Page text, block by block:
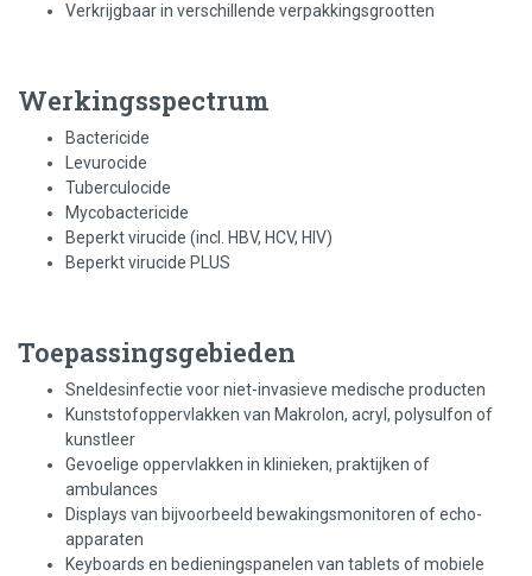
Verkrijgbaar in verschillende verpakkingsgrootten
Werkingsspectrum
Bactericide
Levurocide
Tuberculocide
Mycobactericide
Beperkt virucide (incl. HBV, HCV, HIV)
Beperkt virucide PLUS
Toepassingsgebieden
Sneldesinfectie voor niet-invasieve medische producten
Kunststofoppervlakken van Makrolon, acryl, polysulfon of
kunstleer
Gevoelige oppervlakken in klinieken, praktijken of
ambulances
Displays van bijvoorbeeld bewakingsmonitoren of echo-
apparaten
Keyboards en bedieningspanelen van tablets of mobiele